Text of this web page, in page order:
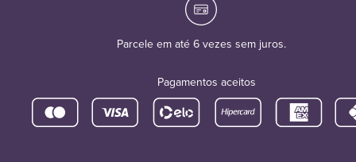
Parcele em até 6 vezes sem juros.
Pagamentos aceitos